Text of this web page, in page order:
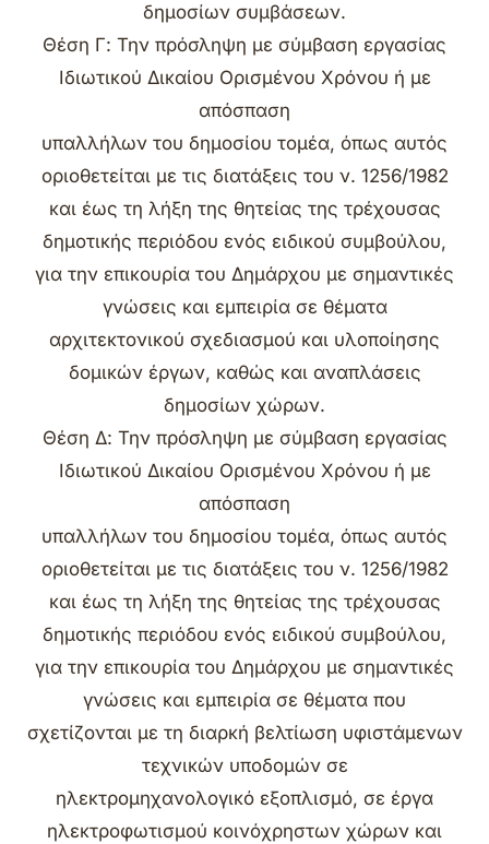
δημοσίων συμβάσεων.
Θέση Γ: Την πρόσληψη με σύμβαση εργασίας
Ιδιωτικού Δικαίου Ορισμένου Χρόνου ή με
απόσπαση
υπαλλήλων του δημοσίου τομέα, όπως αυτός
οριοθετείται με τις διατάξεις του ν. 1256/1982
και έως τη λήξη της θητείας της τρέχουσας
δημοτικής περιόδου ενός ειδικού συμβούλου,
για την επικουρία του Δημάρχου με σημαντικές
γνώσεις και εμπειρία σε θέματα
αρχιτεκτονικού σχεδιασμού και υλοποίησης
δομικών έργων, καθώς και αναπλάσεις
δημοσίων χώρων.
Θέση Δ: Την πρόσληψη με σύμβαση εργασίας
Ιδιωτικού Δικαίου Ορισμένου Χρόνου ή με
απόσπαση
υπαλλήλων του δημοσίου τομέα, όπως αυτός
οριοθετείται με τις διατάξεις του ν. 1256/1982
και έως τη λήξη της θητείας της τρέχουσας
δημοτικής περιόδου ενός ειδικού συμβούλου,
για την επικουρία του Δημάρχου με σημαντικές
γνώσεις και εμπειρία σε θέματα που
σχετίζονται με τη διαρκή βελτίωση υφιστάμενων
τεχνικών υποδομών σε
ηλεκτρομηχανολογικό εξοπλισμό, σε έργα
ηλεκτροφωτισμού κοινόχρηστων χώρων και